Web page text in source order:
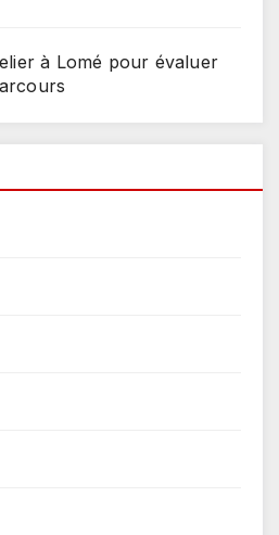
à Lomé pour évaluer